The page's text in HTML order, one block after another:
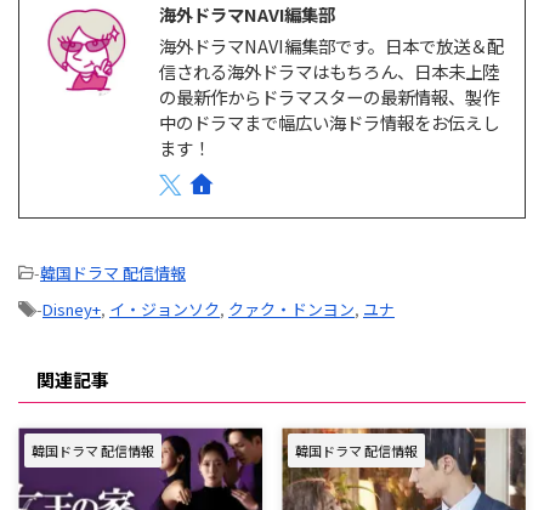
レミアムで多数独占配信してい
る。 ABEMAプレミアムは、広告
なしと広告つきの2つのプランが
ある。 ABEMAプレミアム 広告つ
きABEMAプレミアム 月額料金
￥1,180/月 ￥680/月 プレミ …
海外ドラマNAVI編集部
海外ドラマNAVI編集部です。日本で放送＆配
信される海外ドラマはもちろん、日本未上陸
の最新作からドラマスターの最新情報、製作
中のドラマまで幅広い海ドラ情報をお伝えし
ます！
-韓国ドラマ 配信情報
-Disney+, イ・ジョンソク, クァク・ドンヨン, ユナ
関連記事
韓国ドラマ 配信情報 韓国ドラマ 配信情報